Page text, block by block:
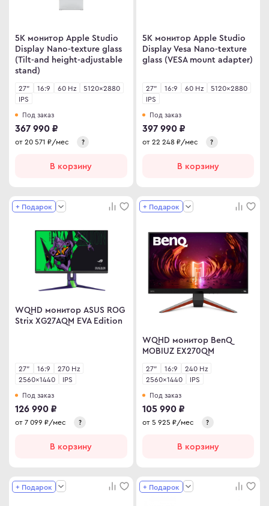
телевизоры
Master
мониторы
5K монитор Apple Studio
Display Nano-texture glass
(Tilt-and height-adjustable
stand)
27" 16:9 60 Hz
5120×2880
IPS
Под заказ
367 990 ₽
от 20 571 ₽/мес ?
В корзину
5K монитор Apple Studio
Display Vesa Nano-texture
glass (VESA mount adapter)
27" 16:9 60 Hz
5120×2880
IPS
Под заказ
397 990 ₽
от 22 248₽/мес ?
В корзину
+ Подарок
WQHD монитор ASUS ROG
Strix XG27AQM EVA Edition
27" 16:9
270 Hz
2560×1440
IPS
Под заказ
126 990 ₽
от 7 099 ₽/мес ?
В корзину
+ Подарок
WQHD монитор BenQ
MOBIUZ EX270QM
27" 16:9
240 Hz
2560×1440
IPS
Под заказ
105 990 ₽
от 5 925 ₽/мес ?
В корзину
+ Подарок + Подарок